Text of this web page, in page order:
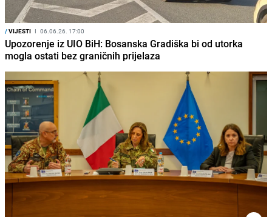
/VIJESTI I 06.06.26. 17:00
Upozorenje iz UIO BiH: Bosanska Gradiška bi od utorka
mogla ostati bez graničnih prijelaza